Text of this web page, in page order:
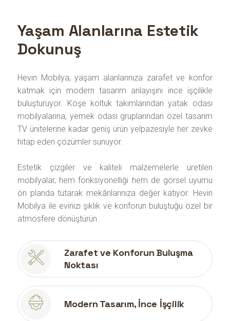
Yaşam Alanlarına Estetik
Dokunuş
Hevin Mobilya, yaşam alanlarınıza zarafet ve konfor
katmak için modern tasarım anlayışını ince işçilikle
buluşturuyor. Köşe koltuk takımlarından yatak odası
mobilyalarına, yemek odası gruplarından özel tasarım
TV ünitelerine kadar geniş ürün yelpazesiyle her zevke
hitap eden çözümler sunuyor.
Estetik çizgiler ve kaliteli malzemelerle üretilen
mobilyalar, hem fonksiyonelliği hem de görsel uyumu
ön planda tutarak mekânlarınıza değer katıyor. Hevin
Mobilya ile evinizi şıklık ve konforun buluştuğu özel bir
atmosfere dönüştürün.
Zarafet ve Konforun Buluşma
Noktası
Modern Tasarım, İnce İşçilik